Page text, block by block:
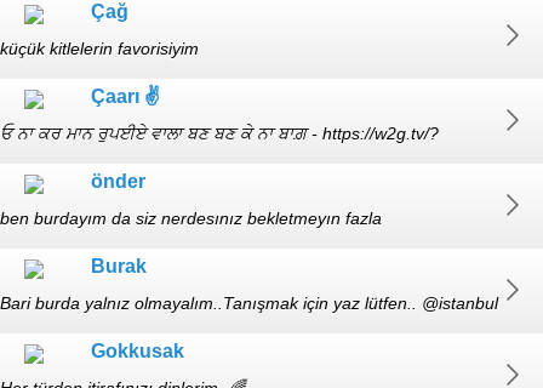
Çağ
küçük kitlelerin favorisiyim
https://www.tumblr.com/blog/kocyigitcag vsco.co/kocyigitcag
Çaarı ✌️
ਓ ਨਾ ਕਰ ਮਾਨ ਰੁਪਈਏ ਵਾਲਾ ਬਣ ਬਣ ਕੇ ਨਾ ਬਾਗ਼ - https://w2g.tv/?
r=nm2j378m6x1jt218em
önder
ben burdayım da siz nerdesınız bekletmeyın fazla
Burak
Bari burda yalnız olmayalım..Tanışmak için yaz lütfen.. @istanbul
Gokkusak